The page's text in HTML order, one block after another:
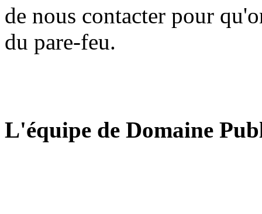
de nous contacter pour
du pare-feu.
L'équipe de Domaine